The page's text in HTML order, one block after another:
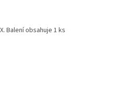
Balení obsahuje 1 ks